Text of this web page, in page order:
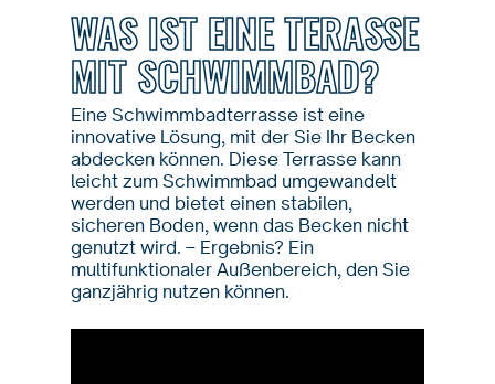
WAS IST EINE TERASSE
MIT SCHWIMMBAD?
Eine Schwimmbadterrasse ist eine
innovative Lösung, mit der Sie Ihr Becken
abdecken können. Diese Terrasse kann
leicht zum Schwimmbad umgewandelt
werden und bietet einen stabilen,
sicheren Boden, wenn das Becken nicht
genutzt wird. – Ergebnis? Ein
multifunktionaler Außenbereich, den Sie
ganzjährig nutzen können.